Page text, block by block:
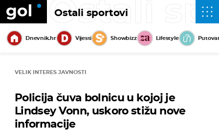
Ostali sportovi
Ostali
Dnevnik.hr Vijesti Showbizz Lifestyle
VELIK INTERES JAVNOSTI
Policija čuva bolnicu u kojoj je
Lindsey Vonn, uskoro stižu nove
informacije